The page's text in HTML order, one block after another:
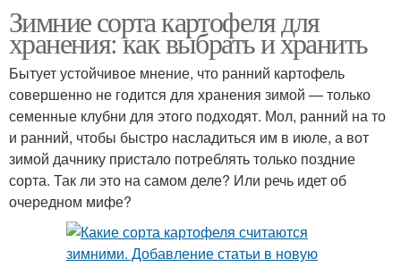
Зимние сорта картофеля для
хранения: как выбрать и хранить
Бытует устойчивое мнение, что ранний картофель
совершенно не годится для хранения зимой — только
семенные клубни для этого подходят. Мол, ранний на то
и ранний, чтобы быстро насладиться им в июле, а вот
зимой дачнику пристало потреблять только поздние
сорта. Так ли это на самом деле? Или речь идет об
очередном мифе?